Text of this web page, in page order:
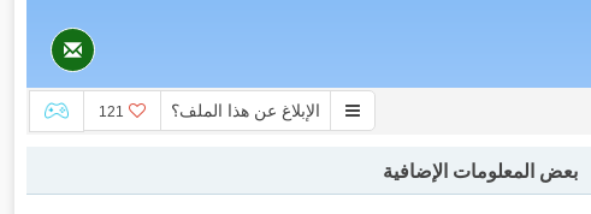
الإبلاغ عن هذا الملف؟ 121
بعض المعلومات الإضافية